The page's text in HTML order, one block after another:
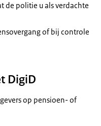
de politie u als verdachte
of bij controle
DigiD
op pensioen- of